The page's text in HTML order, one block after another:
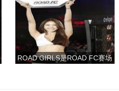
ROAD GIRLS是ROAD FC赛场